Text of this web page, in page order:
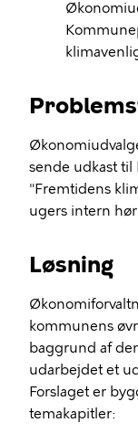
sende udkast
"Fremtidens
ugers intern
Løsning
kommunens
baggrund af
udarbejdet et
Forslaget er
temakapitler: